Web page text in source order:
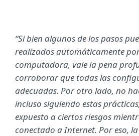
“Si bien algunos de los pasos
realizados automáticamente
computadora, vale la pena
corroborar que todas las
adecuadas. Por otro lado, no
incluso siguiendo estas
expuesto a ciertos riesgos
conectado a Internet. Por eso, la